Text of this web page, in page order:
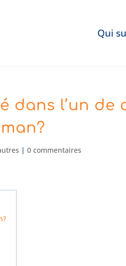
Qui
dans l’un de
|0 commentaires